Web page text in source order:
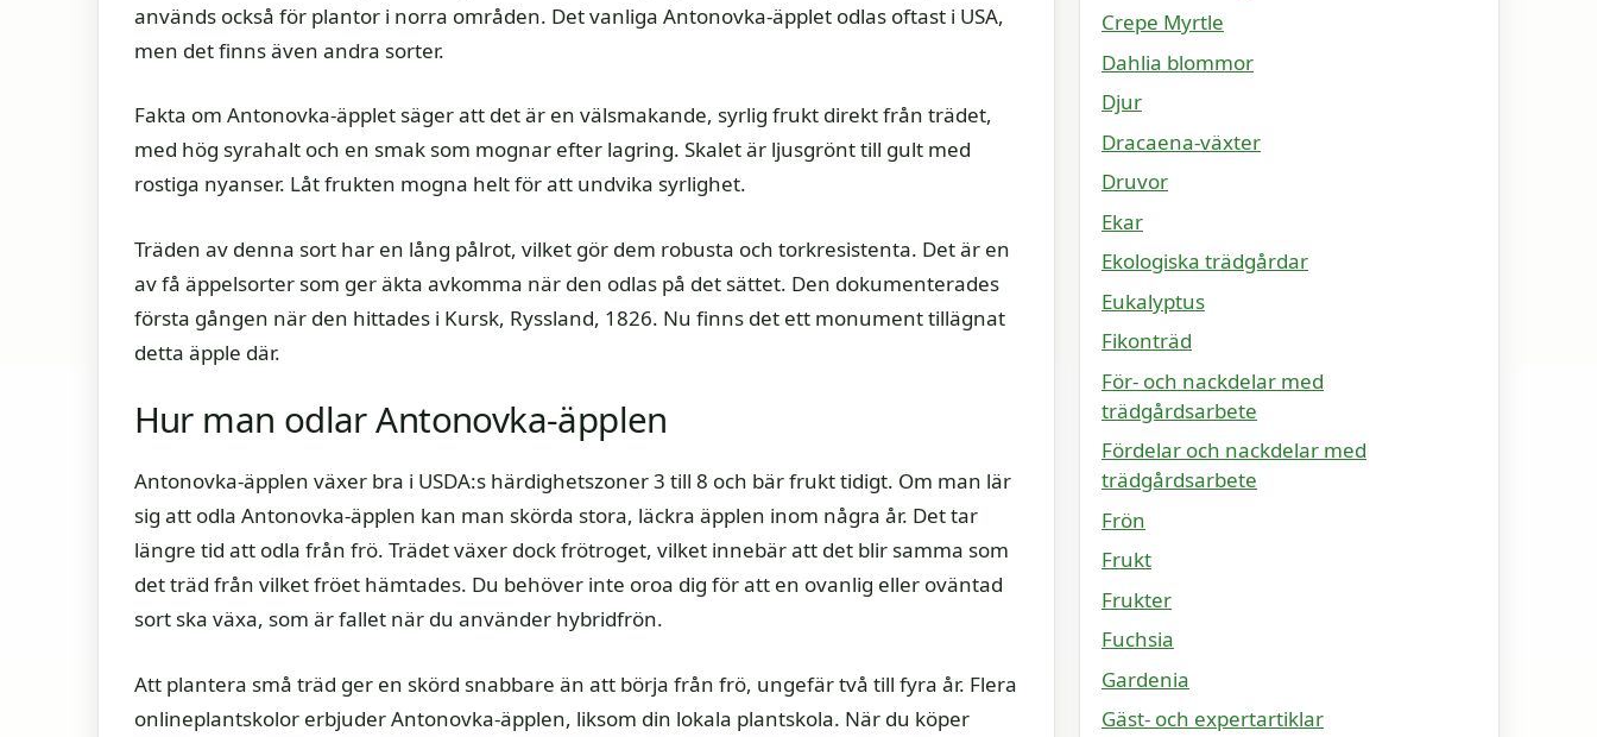
används också för plantor i norra områden. Det vanliga Antonovka-äpplet odlas oftast i USA,
men det finns även andra sorter.
Fakta om Antonovka-äpplet säger att det är en välsmakande, syrlig frukt direkt från trädet,
med hög syrahalt och en smak som mognar efter lagring. Skalet är ljusgrönt till gult med
rostiga nyanser. Låt frukten mogna helt för att undvika syrlighet.
Träden av denna sort har en lång pålrot, vilket gör dem robusta och torkresistenta. Det är en
av få äppelsorter som ger äkta avkomma när den odlas på det sättet. Den dokumenterades
första gången när den hittades i Kursk, Ryssland, 1826. Nu finns det ett monument tillägnat
detta äpple där.
Hur man odlar Antonovka-äpplen
Antonovka-äpplen växer bra i USDA:s härdighetszoner 3 till 8 och bär frukt tidigt. Om man lär
sig att odla Antonovka-äpplen kan man skörda stora, läckra äpplen inom några år. Det tar
längre tid att odla från frö. Trädet växer dock frötroget, vilket innebär att det blir samma som
det träd från vilket fröet hämtades. Du behöver inte oroa dig för att en ovanlig eller oväntad
sort ska växa, som är fallet när du använder hybridfrön.
Att plantera små träd ger en skörd snabbare än att börja från frö, ungefär två till fyra år. Flera
onlineplantskolor erbjuder Antonovka-äpplen, liksom din lokala plantskola. När du köper
Crepe Myrtle
Dahlia blommor
Djur
Dracaena-växter
Druvor
Ekar
Ekologiska trädgårdar
Eukalyptus
Fikonträd
För- och nackdelar med
trädgårdsarbete
Fördelar och nackdelar med
trädgårdsarbete
Frön
Frukt
Frukter
Fuchsia
Gardenia
Gäst- och expertartiklar